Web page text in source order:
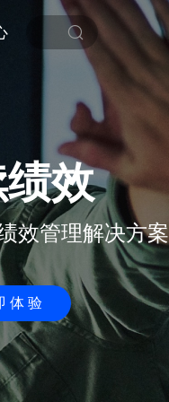
效
效管理解决方案
体验